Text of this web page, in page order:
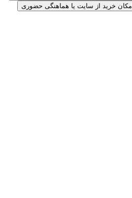
امکان خرید از سایت یا هماهنگی حضوری